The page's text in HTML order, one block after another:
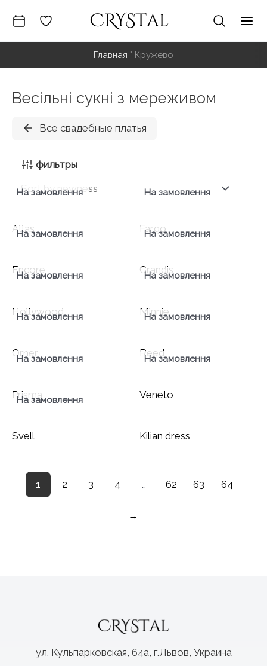
содержимому
Главная " Кружево
Весільні сукні з мереживом
Все свадебные платья
фильтры
На замовлення
Atlas
На замовлення
Fargo
На замовлення
Encore
На замовлення
Grandis
На замовлення
Hollywood
На замовлення
Minnie
На замовлення
Orner
На замовлення
Reed
На замовлення
Prisma
На замовлення
Veneto
На замовлення
Svell Kilian dress
1 2 3 4 … 62 63 64
→
ул. Кульпарковская, 64а, г.Львов, Украина